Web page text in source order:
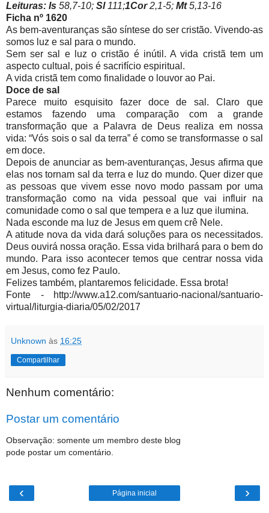
Leituras: Is 58,7-10; Sl111;1Cor2,1-5; Mt5,13-16
Ficha nº 1620
As bem-aventuranças são síntese do ser cristão. Vivendo-as
somos luz e sal para o mundo.
Sem ser sal e luz o cristão é inútil. A vida cristã tem um
aspecto cultual, pois é sacrifício espiritual.
A vida cristã tem como finalidade o louvor ao Pai.
Doce de sal
Parece muito esquisito fazer doce de sal. Claro que
estamos fazendo uma comparação com a grande
transformação que a Palavra de Deus realiza em nossa
vida: “Vós sois o sal da terra” é como se transformasse o sal
em doce.
Depois de anunciar as bem-aventuranças, Jesus afirma que
elas nos tornam sal da terra e luz do mundo. Quer dizer que
as pessoas que vivem esse novo modo passam por uma
transformação como na vida pessoal que vai influir na
comunidade como o sal que tempera e a luz que ilumina.
Nada esconde ma luz de Jesus em quem crê Nele.
A atitude nova da vida dará soluções para os necessitados.
Deus ouvirá nossa oração. Essa vida brilhará para o bem do
mundo. Para isso acontecer temos que centrar nossa vida
em Jesus, como fez Paulo.
Felizes também, plantaremos felicidade. Essa brota!
Fonte - http://www.a12.com/santuario-nacional/santuario-
virtual/liturgia-diaria/05/02/2017
Unknown às 16:25
Compartilhar
Nenhum comentário:
Postar um comentário
Observação: somente um membro deste blog
pode postar um comentário.
‹ ›
Página inicial